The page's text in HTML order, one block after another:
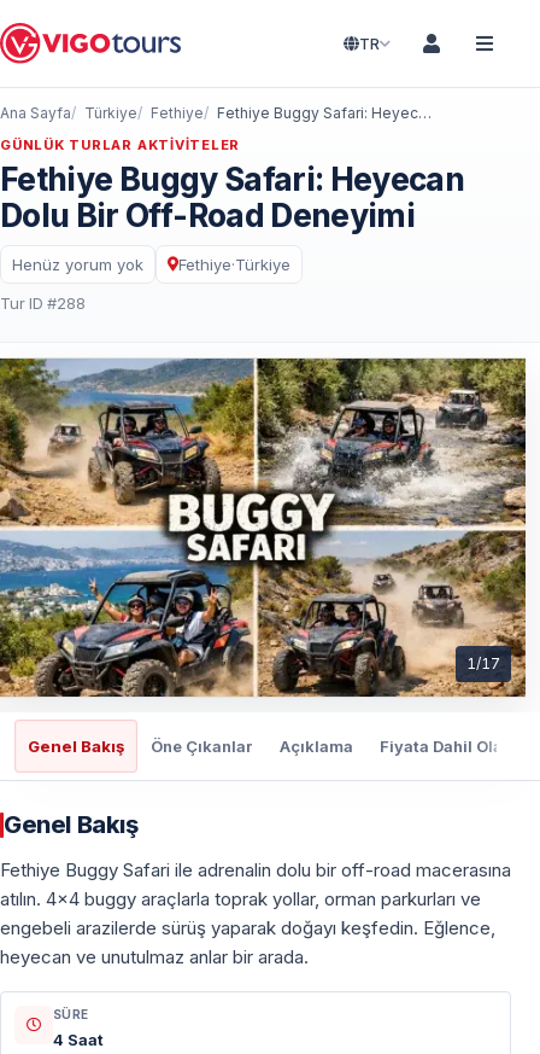
TR
Ana Sayfa Türkiye Fethiye Fethiye Buggy Safari: Heyecan Dolu Bir Off-Road Deneyimi
GÜNLÜK TURLAR AKTIVITELER
Fethiye Buggy Safari: Heyecan
Dolu Bir Off-Road Deneyimi
Henüz yorum yok Fethiye·Türkiye
Tur ID #288
1/17
Genel Bakış Öne Çıkanlar Açıklama Fiyata Dahil Olanlar
Genel Bakış
Fethiye Buggy Safari ile adrenalin dolu bir off-road macerasına
atılın. 4x4 buggy araçlarla toprak yollar, orman parkurları ve
engebeli arazilerde sürüş yaparak doğayı keşfedin. Eğlence,
heyecan ve unutulmaz anlar bir arada.
SÜRE
4 Saat